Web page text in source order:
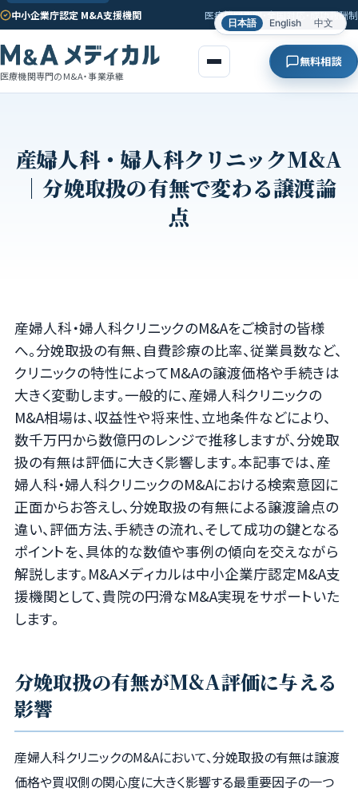
日本語 English 中文
中小企業庁認定 M&A支援機関 医療機関専門・全国対応・成功報酬制
医療機関専門のM&A・事業承継
無料相談
産婦人科・婦人科クリニックM&A
｜分娩取扱の有無で変わる譲渡論
点
産婦人科・婦人科クリニックのM&Aをご検討の皆様
へ。分娩取扱の有無、自費診療の比率、従業員数など、
クリニックの特性によってM&Aの譲渡価格や手続きは
大きく変動します。一般的に、産婦人科クリニックの
M&A相場は、収益性や将来性、立地条件などにより、
数千万円から数億円のレンジで推移しますが、分娩取
扱の有無は評価に大きく影響します。本記事では、産
婦人科・婦人科クリニックのM&Aにおける検索意図に
正面からお答えし、分娩取扱の有無による譲渡論点の
違い、評価方法、手続きの流れ、そして成功の鍵となる
ポイントを、具体的な数値や事例の傾向を交えながら
解説します。M&Aメディカルは中小企業庁認定M&A支
援機関として、貴院の円滑なM&A実現をサポートいた
します。
分娩取扱の有無がM&A評価に与える
影響
産婦人科クリニックのM&Aにおいて、分娩取扱の有無は譲渡
価格や買収側の関心度に大きく影響する最重要因子の一つ